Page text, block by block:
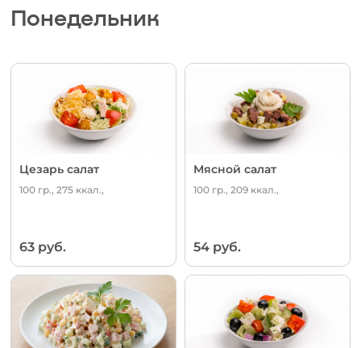
Понедельник
Цезарь салат
100 гр., 275 ккал.,
63 руб.
Мясной салат
100 гр., 209 ккал.,
54 руб.